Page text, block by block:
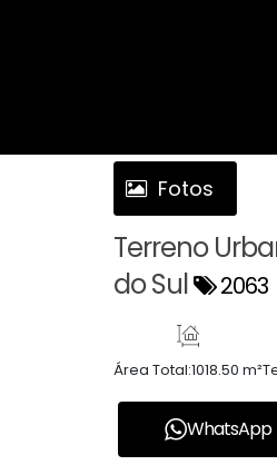
Fotos
Terreno
do Sul
2063
Área Total:1018.50 m²
WhatsApp